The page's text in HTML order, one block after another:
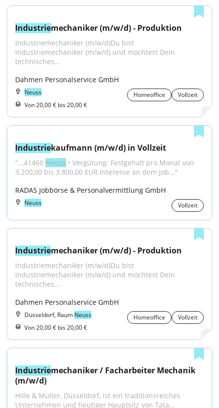
Industriemechaniker (m/w/d) - Produktion
Industriemechaniker (m/w/d)Du bist
Industriemechaniker (m/w/d) und möchtest Dein
technisches...
Dahmen Personalservice GmbH
Neuss Homeoffice
Vollzeit
Von 20,00 € bis 20,00 €
Industriekaufmann (m/w/d) in Vollzeit
"...41460 Neuss • Vergütung: Festgehalt pro Monat von
3.200,00 bis 3.800,00 EUR Interesse an dem Job..."
RADAS Jobbörse & Personalvermittlung GmbH
Neuss Vollzeit
Industriemechaniker (m/w/d) - Produktion
Industriemechaniker (m/w/d)Du bist
Industriemechaniker (m/w/d) und möchtest Dein
technisches...
Dahmen Personalservice GmbH
Düsseldorf, Raum Neuss Homeoffice
Vollzeit
Von 20,00 € bis 20,00 €
Industriemechaniker / Facharbeiter Mechanik
(m/w/d)
Hille & Müller, Düsseldorf, ist ein traditionsreiches
Unternehmen und heutiger Hauptsitz von Tata...